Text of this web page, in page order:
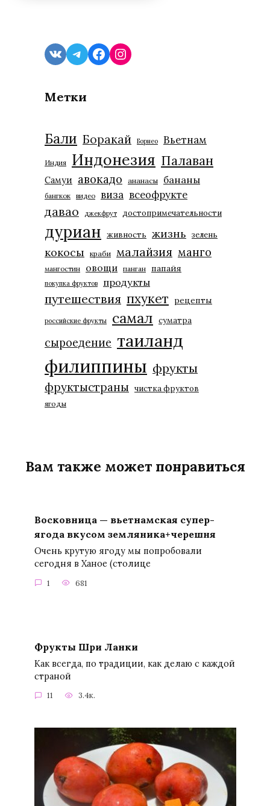
VKTelegram
Facebook
Instagram
Метки
Бали Боракай Борнео Вьетнам
Индия Индонезия Палаван
Самуи авокадо ананасы бананы
бангкок видео виза всеофрукте
давао джекфрут достопримечательности
дуриан живность жизнь зелень
кокосы краби малайзия манго
мангостин овощи панган папайя
покупка фруктов продукты
путешествия пхукет рецепты
российские фрукты самал суматра
сыроедение таиланд
филиппины фрукты
фруктыстраны чистка фруктов
ягоды
Вам также может понравиться
Восковница — вьетнамская супер-
ягода вкусом земляника+черешня
Очень крутую ягоду мы попробовали
сегодня в Ханое (столице
1 681
Фрукты Шри Ланки
Как всегда, по традиции, как делаю с каждой
страной
11 3.4к.